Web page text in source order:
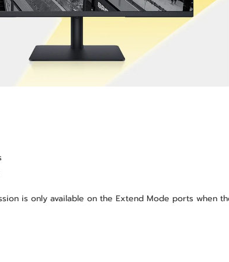
is only available on the Extend Mode ports when